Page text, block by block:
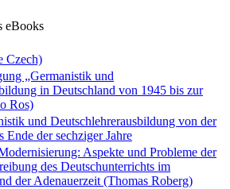
eBooks
Czech)
„Germanistik und
in Deutschland von 1945 bis zur
Ros)
und Deutschlehrerausbildung von der
Ende der sechziger Jahre
Aspekte und Probleme der
des Deutschunterrichts im
der Adenauerzeit (Thomas Roberg)